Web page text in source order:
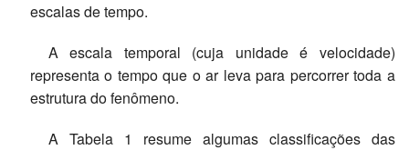
escalas de tempo.
A escala temporal (cuja unidade é velocidade)
representa o tempo que o ar leva para percorrer toda a
estrutura do fenômeno.
A Tabela 1 resume algumas classificações das